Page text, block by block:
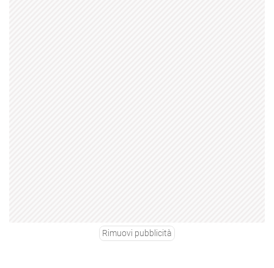
Rimuovi pubblicità